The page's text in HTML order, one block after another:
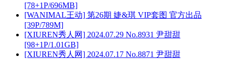
[78+1P/696MB]
[WANIMAL王动] 第26期 婕&琪 VIP套图 官方出品
[39P/789M]
[XIUREN秀人网] 2024.07.29 No.8931 尹甜甜
[98+1P/1.01GB]
[XIUREN秀人网] 2024.07.17 No.8871 尹甜甜